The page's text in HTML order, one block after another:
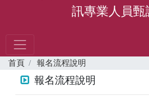
訊專業人員甄
首頁 報名流程說明
報名流程說明